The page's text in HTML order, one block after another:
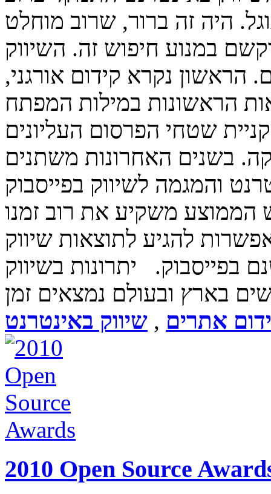
היה זה ברור, שרוב מוחלט
במנוע חיפוש זה. השיווק
ל-2 קמפיינים. הראשון נקרא קידום אורגני,
הראשונות במילות המפתח
שטחי הפרסום העליונים
בשנים האחרונות משתנים
והמגמה לשיווק בפייסבוק
משקיע את רוב זמנו
להגיע לתוצאות שיווק
בפייסבוק. יתרונות בשיווק
אתרים , שיווק באינטרנט
2010 Open Source